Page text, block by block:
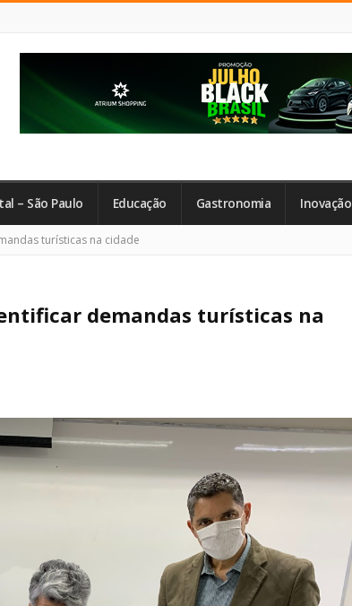
– São Paulo Educação Gastronomia Inovação
turísticas na cidade
demandas turísticas na